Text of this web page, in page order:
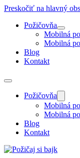
Preskočiť na hlavný
Požičovňa
Mobilná
Mobilná
Blog
Kontakt
Požičovňa
Mobilná
Mobilná
Blog
Kontakt